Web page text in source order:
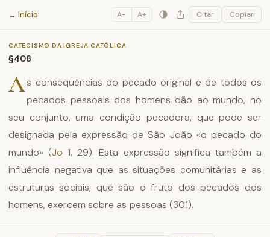
Catecismo da Igreja Católica
← Início A− A+ Citar Copiar
CATECISMO DA IGREJA CATÓLICA
§408
As consequências do pecado original e de todos os
pecados pessoais dos homens dão ao mundo, no
seu conjunto, uma condição pecadora, que pode ser
designada pela expressão de São João «o pecado do
mundo» (Jo 1, 29). Esta expressão significa também a
influência negativa que as situações comunitárias e as
estruturas sociais, que são o fruto dos pecados dos
homens, exercem sobre as pessoas (301).